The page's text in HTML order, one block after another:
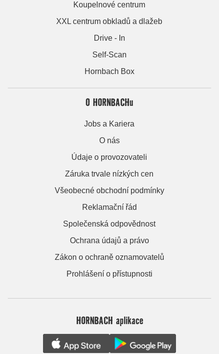
Koupelnové centrum
XXL centrum obkladů a dlažeb
Drive - In
Self-Scan
Hornbach Box
O HORNBACHu
Jobs a Kariera
O nás
Údaje o provozovateli
Záruka trvale nízkých cen
Všeobecné obchodní podmínky
Reklamační řád
Společenská odpovědnost
Ochrana údajů a právo
Zákon o ochraně oznamovatelů
Prohlášení o přístupnosti
HORNBACH aplikace